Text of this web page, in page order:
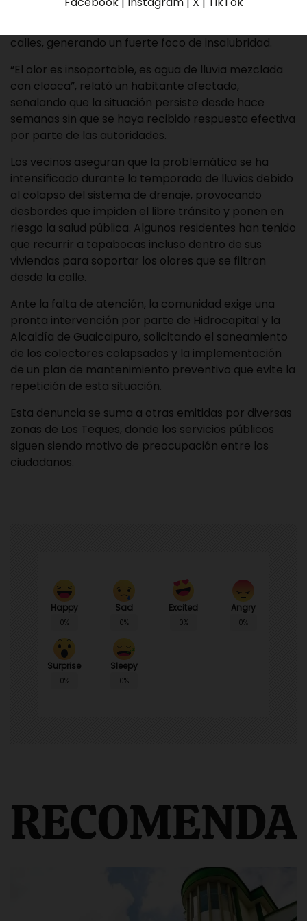
acumulación de aguas servidas que se mezclan con
calles, generando un fuerte foco de insalubridad.
“El olor es insoportable, es agua de lluvia mezclada
con cloaca”, relató un habitante afectado,
señalando que la situación persiste desde hace
semanas sin que se haya recibido respuesta efectiva
por parte de las autoridades.
Los vecinos aseguran que la problemática se ha
intensificado durante la temporada de lluvias debido
al colapso del sistema de drenaje, provocando
desbordes que impiden el libre tránsito y ponen en
riesgo la salud pública. Algunos residentes han tenido
que recurrir a tapabocas incluso dentro de sus
viviendas para soportar los olores que se filtran
desde la calle.
Ante la falta de atención, la comunidad exige una
pronta intervención por parte de Hidrocapital y la
Alcaldía de Guaicaipuro, solicitando el saneamiento
de los colectores colapsados y la implementación
de un plan de mantenimiento preventivo que evite la
repetición de esta situación.
Esta denuncia se suma a otras emitidas por diversas
zonas de Los Teques, donde los servicios públicos
siguen siendo motivo de preocupación entre los
ciudadanos.
Happy
0%
Sad
0%
Excited
0%
Angry
0%
Surprise
0%
Sleepy
0%